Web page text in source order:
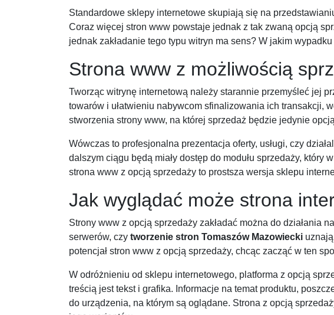
Standardowe sklepy internetowe skupiają się na
Coraz więcej stron www powstaje jednak z tak zwaną opcją
jednak zakładanie tego typu witryn ma sens? W jakim
Strona www z możliwością
Tworząc witrynę internetową należy starannie przemyśleć jej
towarów i ułatwieniu nabywcom sfinalizowania ich transakcji,
stworzenia strony www, na której sprzedaż będzie jedynie
Wówczas to profesjonalna prezentacja oferty, usługi, czy
dalszym ciągu będą miały dostęp do modułu sprzedaży,
strona www z opcją sprzedaży to prostsza wersja sklepu
Jak wyglądać może strona
Strony www z opcją sprzedaży zakładać można do działania
serwerów, czy tworzenie stron Tomaszów Mazowiecki
potencjał stron www z opcją sprzedaży, chcąc zacząć w ten
W odróżnieniu od sklepu internetowego, platforma z opcją
treścią jest tekst i grafika. Informacje na temat produktu,
do urządzenia, na którym są oglądane. Strona z opcją